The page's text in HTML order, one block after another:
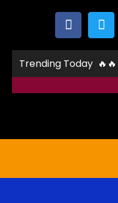
Trending Today 🔥🔥